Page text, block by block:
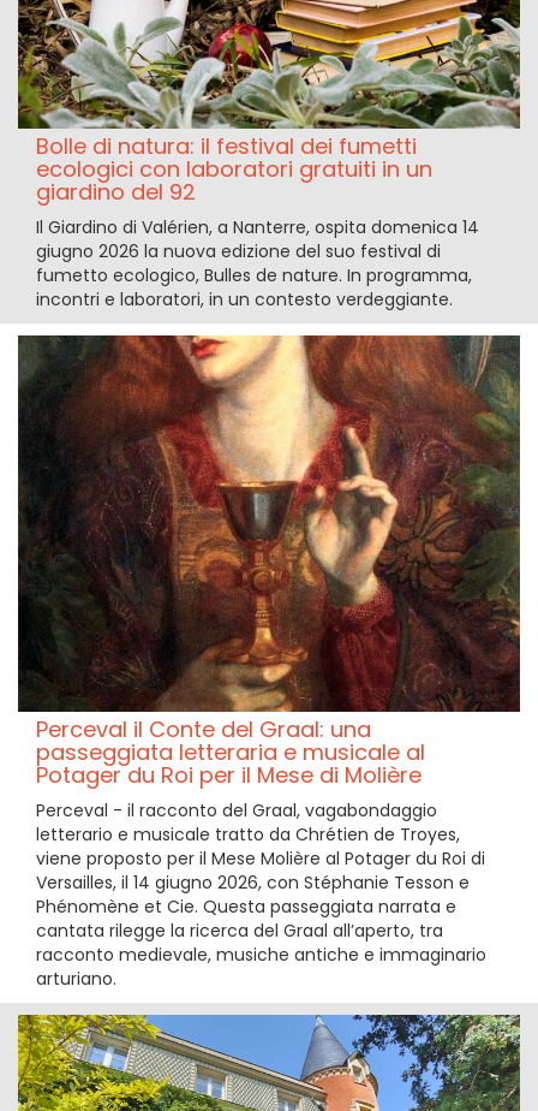
Bolle di natura: il festival dei fumetti
ecologici con laboratori gratuiti in un
giardino del 92
Il Giardino di Valérien, a Nanterre, ospita domenica 14
giugno 2026 la nuova edizione del suo festival di
fumetto ecologico, Bulles de nature. In programma,
incontri e laboratori, in un contesto verdeggiante.
Perceval il Conte del Graal: una
passeggiata letteraria e musicale al
Potager du Roi per il Mese di Molière
Perceval - il racconto del Graal, vagabondaggio
letterario e musicale tratto da Chrétien de Troyes,
viene proposto per il Mese Molière al Potager du Roi di
Versailles, il 14 giugno 2026, con Stéphanie Tesson e
Phénomène et Cie. Questa passeggiata narrata e
cantata rilegge la ricerca del Graal all’aperto, tra
racconto medievale, musiche antiche e immaginario
arturiano.